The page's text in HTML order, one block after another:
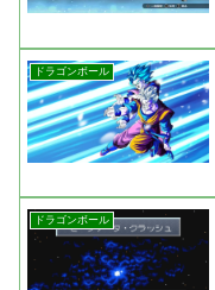
ドラゴンボール
ドラゴンボール